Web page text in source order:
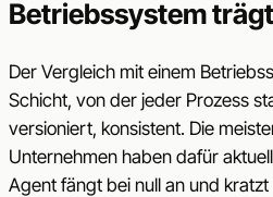
Betriebssystem trägt
Der Vergleich mit einem
Schicht, von der jeder Prozess
versioniert, konsistent. Die
Unternehmen haben dafür
Agent fängt bei null an und